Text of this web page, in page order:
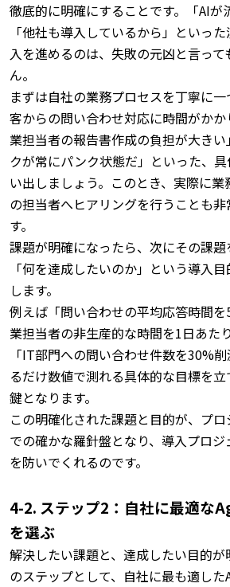
徹底的に明確にすることです。
「AI
「他社も導入しているから」といっ
入を進めるのは、失敗の元凶と言っ
ん。
まずは自社の業務プロセスを丁寧に
客からの問い合わせ対応に時間がか
業担当者の報告書作成の負担が大き
クが常にパンク状態だ」といった、
い出しましょう。 このとき、実際に
の担当者へヒアリングを行うことも
す。
課題が明確になったら、次にその課
「何を達成したいのか」という導入
します。
例えば「問い合わせの平均応答時間
業担当者の非生産的な時間を1日あた
「IT部門への問い合わせ件数を30%
るだけ数値で測れる具体的な目標を
鍵となります。
この明確化された課題と目的が、プ
での確かな羅針盤となり、導入プロ
を防いでくれるのです。
4-2. ステップ2：自社に最適な
を選ぶ
解決したい課題と、達成したい目的
のステップとして、自社に最も適し